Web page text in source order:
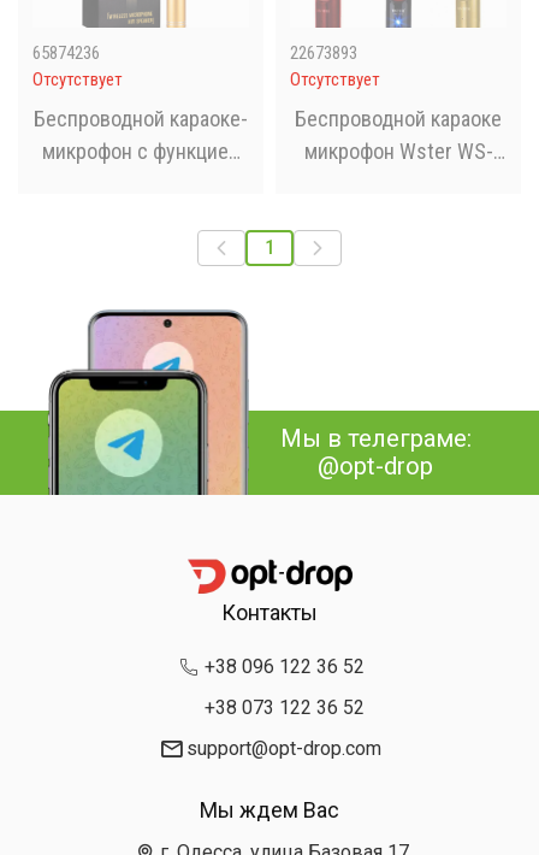
65874236
Отсутствует
Беспроводной караоке-
микрофон с функцией
22673893
Отсутствует
Беспроводной караоке
микрофон Wster WS-
1
Мы в телеграме:
@opt-drop
Контакты
+38 096 122 36 52
+38 073 122 36 52
support@opt-drop.com
Мы ждем Вас